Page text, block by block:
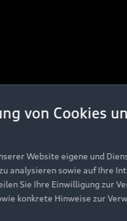
von Cookies
Website eigene und
analysieren sowie auf Ihre
Sie Ihre Einwilligung zur
konkrete Hinweise zur